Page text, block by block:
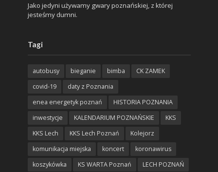
Jako jedyni używamy gwary poznańskiej, z której
jesteśmy dumni.
Tagi
autobusy bieganie bimba
CK ZAMEK
covid-19
daty z Poznania
enea energetyk poznań
HISTORIA POZNANIA
inwestycje
KALENDARIUM POZNAŃSKIE
KKS
KKS Lech
KKS Lech Poznań
Kolejorz
komunikacja miejska
koncert
koronawirus
koszykówka
KS WARTA Poznań
LECH POZNAŃ